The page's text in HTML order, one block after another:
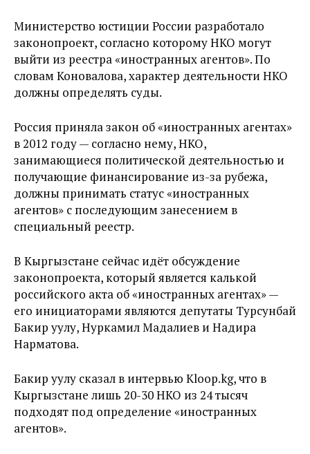
Министерство юстиции России разработало
законопроект, согласно которому НКО могут
выйти из реестра «иностранных агентов». По
словам Коновалова, характер деятельности НКО
должны определять суды.
Россия приняла закон об «иностранных агентах»
в 2012 году — согласно нему, НКО,
занимающиеся политической деятельностью и
получающие финансирование из-за рубежа,
должны принимать статус «иностранных
агентов» с последующим занесением в
специальный реестр.
В Кыргызстане сейчас идёт обсуждение
законопроекта, который является калькой
российского акта об «иностранных агентах» —
его инициаторами являются депутаты Турсунбай
Бакир уулу, Нуркамил Мадалиев и Надира
Нарматова.
Бакир уулу сказал в интервью Kloop.kg, что в
Кыргызстане лишь 20-30 НКО из 24 тысяч
подходят под определение «иностранных
агентов».